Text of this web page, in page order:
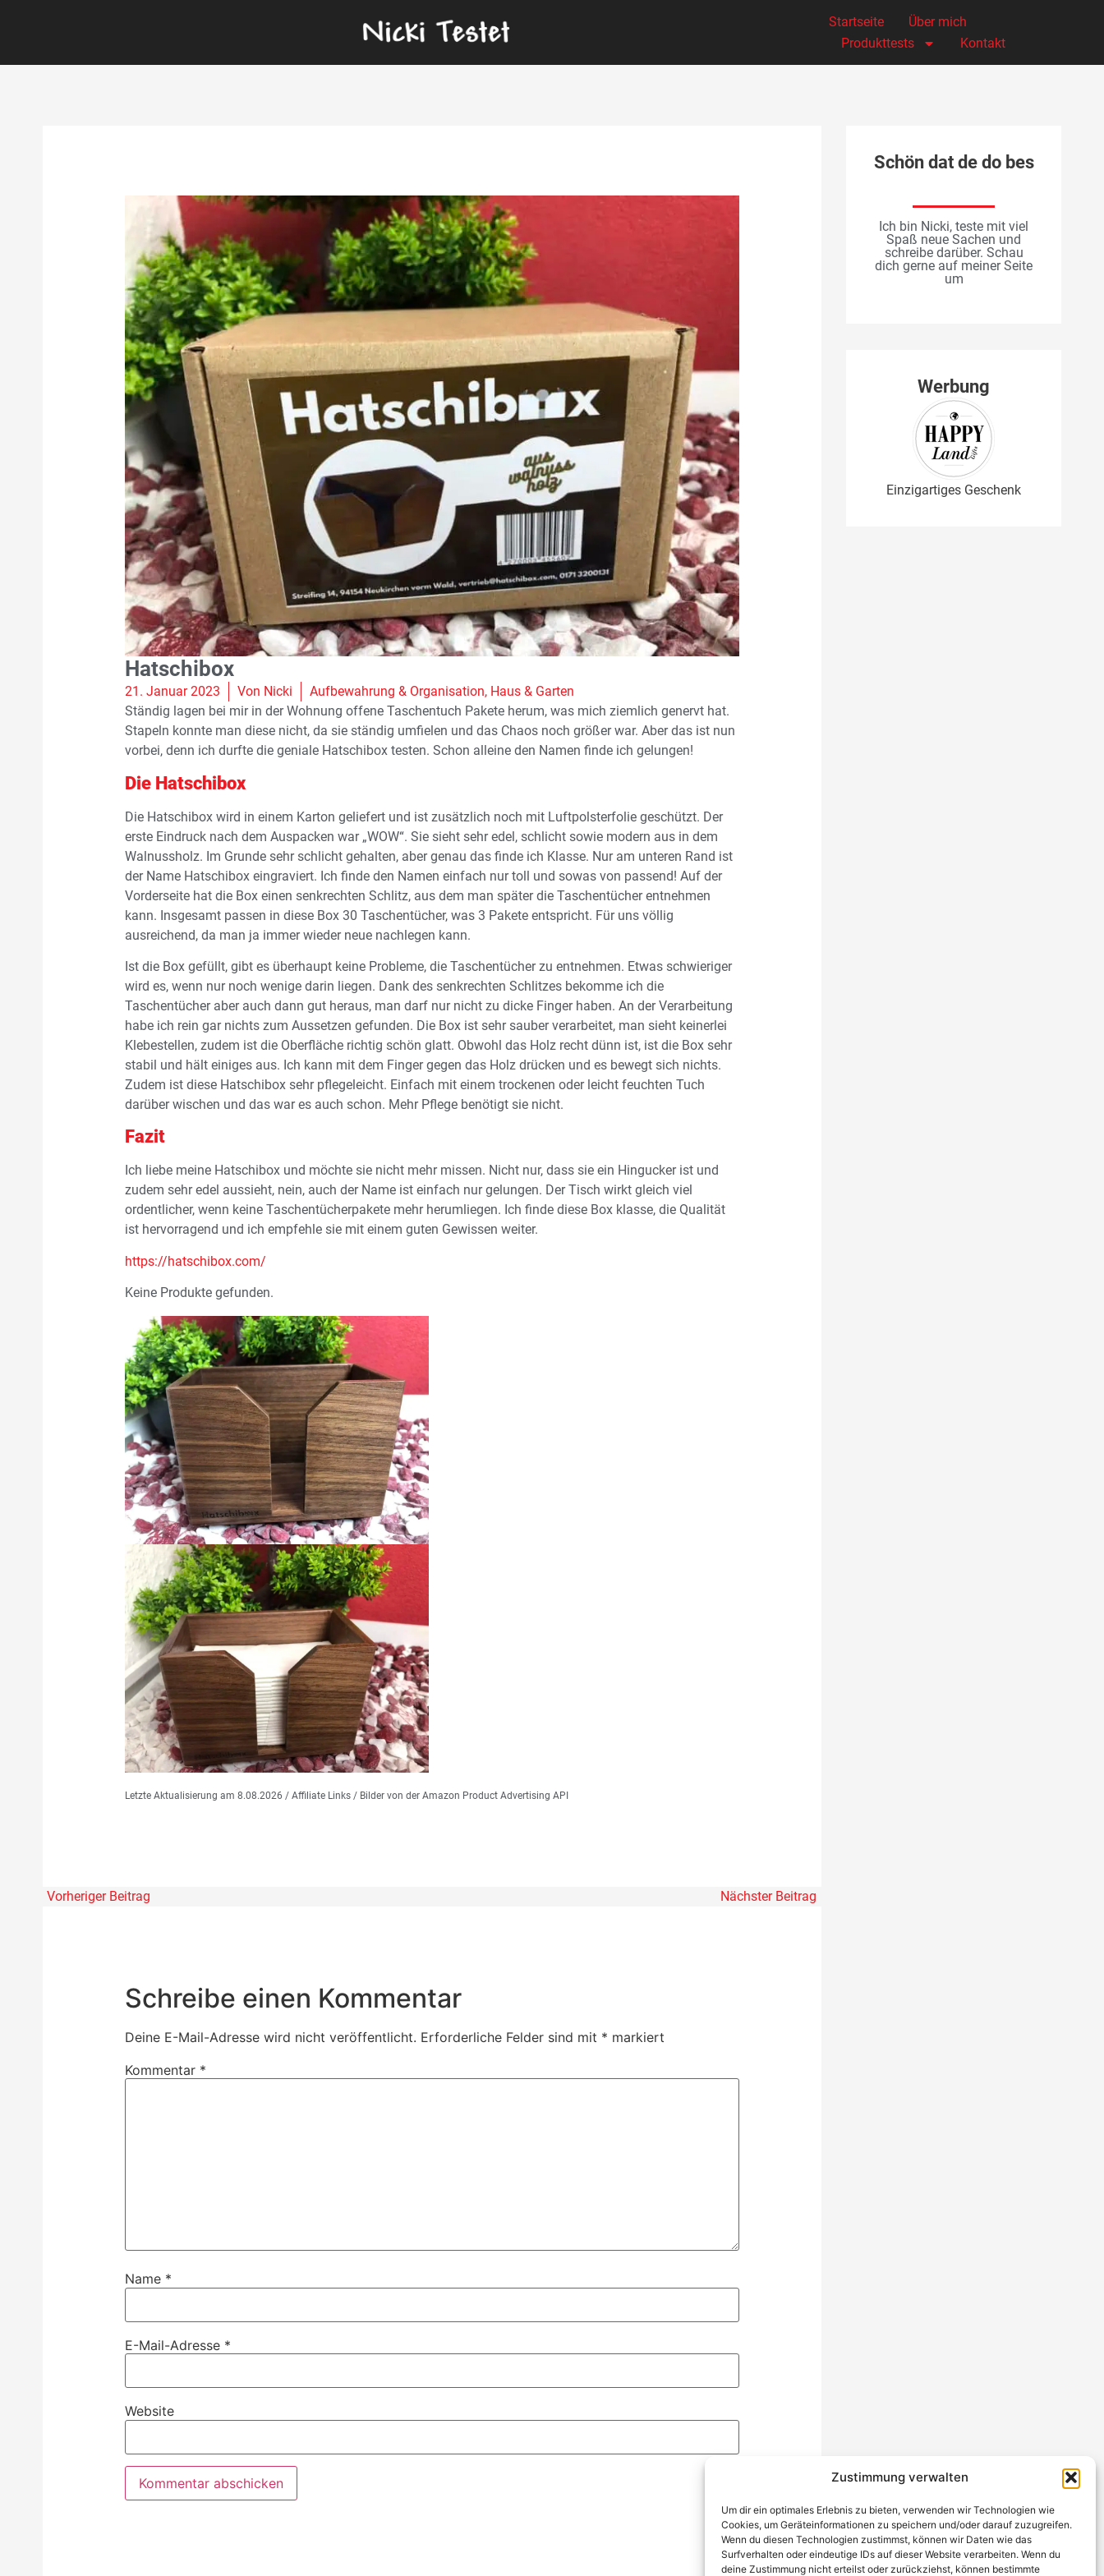
Zustimmung verwalten
Um dir ein optimales Erlebnis zu bieten, verwenden wir Technologien wie
Cookies, um Geräteinformationen zu speichern und/oder darauf zuzugreifen.
Wenn du diesen Technologien zustimmst, können wir Daten wie das
Surfverhalten oder eindeutige IDs auf dieser Website verarbeiten. Wenn du
deine Zustimmung nicht erteilst oder zurückziehst, können bestimmte
Startseite
Über mich
Produkttests
Kontakt
Hatschibox
21. Januar 2023 Von Nicki Aufbewahrung & Organisation, Haus & Garten
Ständig lagen bei mir in der Wohnung offene Taschentuch Pakete herum, was mich ziemlich genervt hat.
Stapeln konnte man diese nicht, da sie ständig umfielen und das Chaos noch größer war. Aber das ist nun
vorbei, denn ich durfte die geniale Hatschibox testen. Schon alleine den Namen finde ich gelungen!
Die Hatschibox
Die Hatschibox wird in einem Karton geliefert und ist zusätzlich noch mit Luftpolsterfolie geschützt. Der
erste Eindruck nach dem Auspacken war „WOW“. Sie sieht sehr edel, schlicht sowie modern aus in dem
Walnussholz. Im Grunde sehr schlicht gehalten, aber genau das finde ich Klasse. Nur am unteren Rand ist
der Name Hatschibox eingraviert. Ich finde den Namen einfach nur toll und sowas von passend! Auf der
Vorderseite hat die Box einen senkrechten Schlitz, aus dem man später die Taschentücher entnehmen
kann. Insgesamt passen in diese Box 30 Taschentücher, was 3 Pakete entspricht. Für uns völlig
ausreichend, da man ja immer wieder neue nachlegen kann.
Ist die Box gefüllt, gibt es überhaupt keine Probleme, die Taschentücher zu entnehmen. Etwas schwieriger
wird es, wenn nur noch wenige darin liegen. Dank des senkrechten Schlitzes bekomme ich die
Taschentücher aber auch dann gut heraus, man darf nur nicht zu dicke Finger haben. An der Verarbeitung
habe ich rein gar nichts zum Aussetzen gefunden. Die Box ist sehr sauber verarbeitet, man sieht keinerlei
Klebestellen, zudem ist die Oberfläche richtig schön glatt. Obwohl das Holz recht dünn ist, ist die Box sehr
stabil und hält einiges aus. Ich kann mit dem Finger gegen das Holz drücken und es bewegt sich nichts.
Zudem ist diese Hatschibox sehr pflegeleicht. Einfach mit einem trockenen oder leicht feuchten Tuch
darüber wischen und das war es auch schon. Mehr Pflege benötigt sie nicht.
Fazit
Ich liebe meine Hatschibox und möchte sie nicht mehr missen. Nicht nur, dass sie ein Hingucker ist und
zudem sehr edel aussieht, nein, auch der Name ist einfach nur gelungen. Der Tisch wirkt gleich viel
ordentlicher, wenn keine Taschentücherpakete mehr herumliegen. Ich finde diese Box klasse, die Qualität
ist hervorragend und ich empfehle sie mit einem guten Gewissen weiter.
https://hatschibox.com/
Keine Produkte gefunden.
Letzte Aktualisierung am 8.08.2026 / Affiliate Links / Bilder von der Amazon Product Advertising API
Vorheriger Beitrag Nächster Beitrag
Schreibe einen Kommentar
Deine E-Mail-Adresse wird nicht veröffentlicht. Erforderliche Felder sind mit * markiert
Kommentar *
Name *
E-Mail-Adresse *
Website
Schön dat de do bes
Ich bin Nicki, teste mit viel
Spaß neue Sachen und
schreibe darüber. Schau
dich gerne auf meiner Seite
um
Werbung
Einzigartiges Geschenk